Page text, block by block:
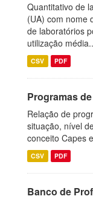
Quantitativo de
(UA) com nome
de laboratórios
utilização
CSV PDF
Programas
Relação de
situação, nível
conceito Capes
CSV PDF
Banco de